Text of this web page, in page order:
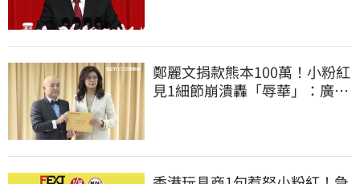
鄭麗文捐款熊本100萬！小粉紅
見1細節崩潰轟「辱華」：廣西